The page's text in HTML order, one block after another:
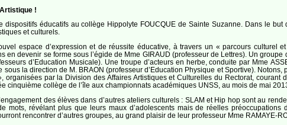
!
dispositifs éducatifs au collège Hippolyte FOUCQUE de Sainte Suzanne. Dans le
et culturels.
espace d’expression et de réussite éducative, à travers un « parcours culturel
en devenir se forme sous l’égide de Mme GIRAUD (professeur de Lettres). Un
d’Education Musicale). Une troupe d’acteurs en herbe, conduite par Mme
la direction de M. BRAON (professeur d’Education Physique et Sportive).
par la Division des Affaires Artistiques et Culturelles du Rectorat, courant
cinquième collège de l’île aux championnats académiques UNSS, au mois de mai
des élèves dans d’autres ateliers culturels : SLAM et Hip hop sont au
révélant plus que leurs maux d’adolescents mais de réelles préoccupations
rencontrer d’autres groupes, au grand plaisir de leur professeur Mme RAMAYE-